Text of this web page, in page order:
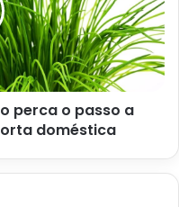
do milho – Imagem
Isso porque, de
dentro de uma dieta
pelo aumento de
perca o passo a
doméstica